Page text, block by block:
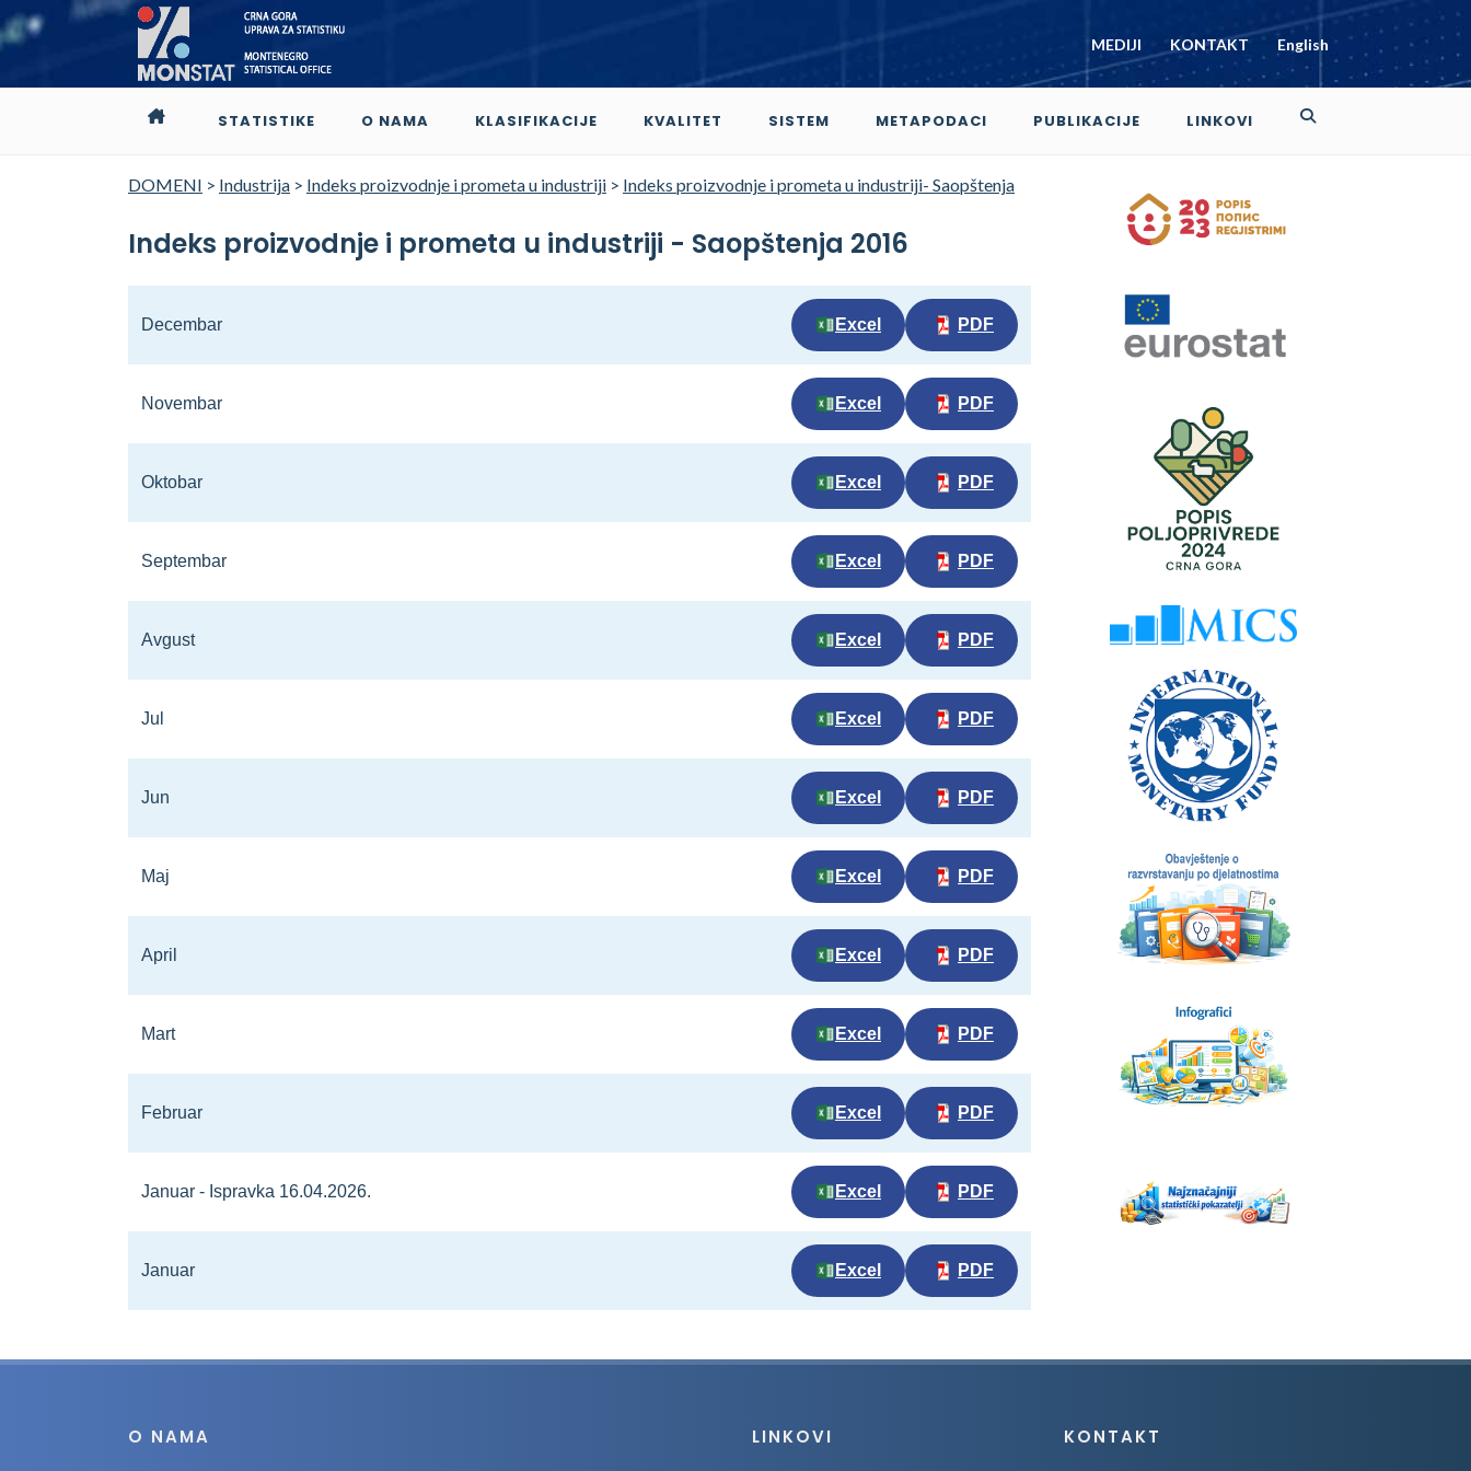
MEDIJI KONTAKT English
STATISTIKE O NAMA KLASIFIKACIJE KVALITET SISTEM METAPODACI PUBLIKACIJE LINKOVI
DOMENI > Industrija > Indeks proizvodnje i prometa u industriji > Indeks proizvodnje i prometa u industriji- Saopštenja
Indeks proizvodnje i prometa u industriji - Saopštenja 2016
Decembar Excel PDF
Novembar Excel PDF
Oktobar Excel PDF
Septembar Excel PDF
Avgust Excel PDF
Jul Excel PDF
Jun Excel PDF
Maj Excel PDF
April Excel PDF
Mart Excel PDF
Februar Excel PDF
Januar - Ispravka 16.04.2026. Excel PDF
Januar Excel PDF
O NAMA LINKOVI KONTAKT